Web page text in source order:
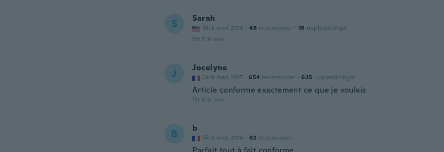
S Sarah
Gick med 2018 · 48 recensioner · 18 uppladdningar
för 5 år sen
J Jocelyne
Gick med 2017 · 654 recensioner · 635 uppladdningar
Article conforme exactement ce que je voulais
för 5 år sen
B b
Gick med 2016 · 62 recensioner